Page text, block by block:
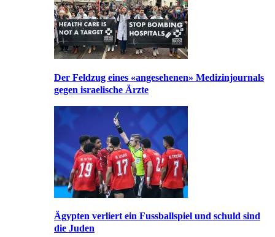
Der Feldzug eines «angesehenen» Medizinjournals
gegen israelische Ärzte
Ägypten verliert ein Fussballspiel und schuld sind
die Juden